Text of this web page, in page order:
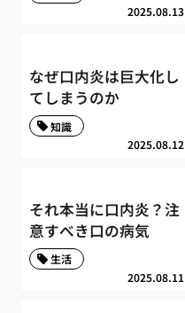
2025.08.13
なぜ口内炎は巨大化し
てしまうのか
2025.08.12
知識
それ本当に口内炎？注
意すべき口の病気
2025.08.11
生活